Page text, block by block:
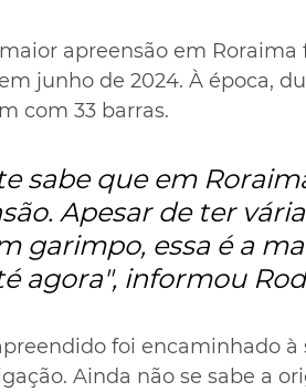
apreensão em Roraima
junho de 2024. À época,
com 33 barras.
sabe que em
Apesar de ter
garimpo, essa é a
agora", informou
foi encaminhado à
Ainda não se sabe a